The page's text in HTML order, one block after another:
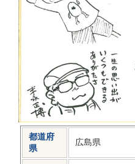
都道府
県
広島県